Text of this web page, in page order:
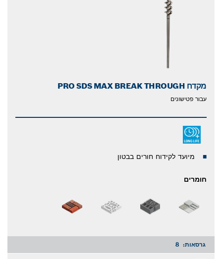
מקדח PRO SDS MAX BREAK THROUGH
עבור פטישונים
מיועד לקידוח חורים בבטון
חומרים
גרסאות: 8